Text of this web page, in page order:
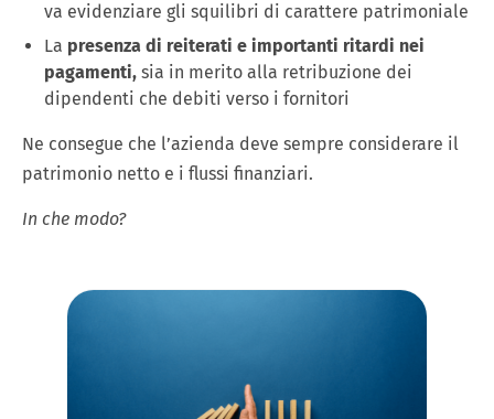
va evidenziare gli squilibri di carattere patrimoniale
La presenza di reiterati e importanti ritardi nei
pagamenti, sia in merito alla retribuzione dei
dipendenti che debiti verso i fornitori
Ne consegue che l’azienda deve sempre considerare il
patrimonio netto e i flussi finanziari.
In che modo?